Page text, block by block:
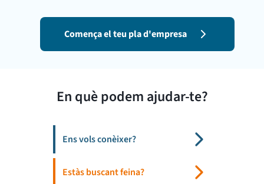
Comença el teu pla d'empresa
En què podem ajudar-te?
Ens vols conèixer?
Estàs buscant feina?